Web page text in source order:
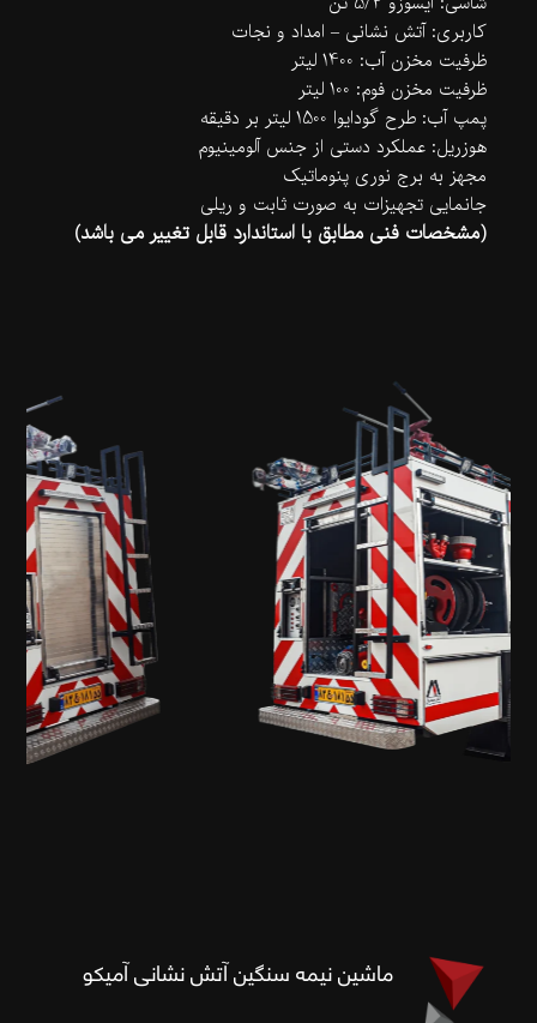
کاربری: آتش نشانی – امداد و نجات
ظرفیت مخزن آب: 1400 لیتر
ظرفیت مخزن فوم: 100 لیتر
پمپ آب: طرح گودایوا 1500 لیتر بر دقیقه
هوزریل: عملکرد دستی از جنس آلومینیوم
مجهز به برج نوری پنوماتیک
جانمایی تجهیزات به صورت ثابت و ریلی
(مشخصات فنی مطابق با استاندارد قابل تغییر می باشد)
ماشین نیمه سنگین آتش نشانی آمیکو